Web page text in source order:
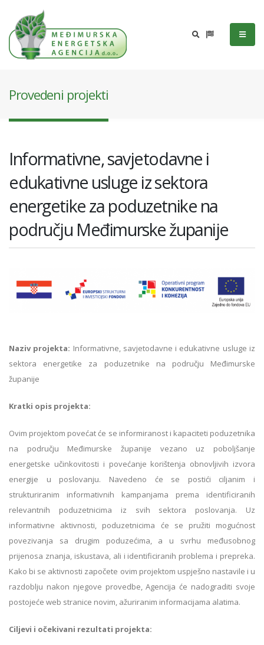
Provedeni projekti
Informativne, savjetodavne i
edukativne usluge iz sektora
energetike za poduzetnike na
području Međimurske županije
Naziv projekta: Informativne, savjetodavne i edukativne usluge iz
sektora energetike za poduzetnike na području Međimurske
županije
Kratki opis projekta:
Ovim projektom povećat će se informiranost i kapaciteti poduzetnika
na području Međimurske županije vezano uz poboljšanje
energetske učinkovitosti i povećanje korištenja obnovljivih izvora
energije u poslovanju. Navedeno će se postići ciljanim i
strukturiranim informativnih kampanjama prema identificiranih
relevantnih poduzetnicima iz svih sektora poslovanja. Uz
informativne aktivnosti, poduzetnicima će se pružiti mogućnost
povezivanja sa drugim poduzećima, a u svrhu međusobnog
prijenosa znanja, iskustava, ali i identificiranih problema i prepreka.
Kako bi se aktivnosti započete ovim projektom uspješno nastavile i u
razdoblju nakon njegove provedbe, Agencija će nadograditi svoje
postojeće web stranice novim, ažuriranim informacijama alatima.
Ciljevi i očekivani rezultati projekta: